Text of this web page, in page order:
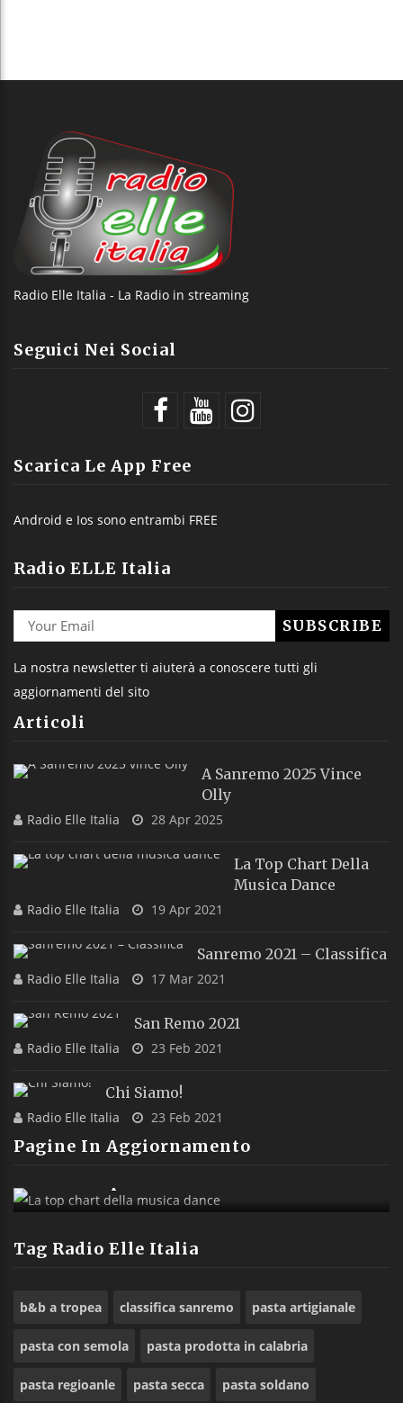
Radio Elle Italia - La Radio in streaming
Seguici Nei Social
Scarica Le App Free
Android e Ios sono entrambi FREE
Radio ELLE Italia
La nostra newsletter ti aiuterà a conoscere tutti gli
aggiornamenti del sito
Articoli
A Sanremo 2025 Vince
Olly
Radio Elle Italia 28 Apr 2025
La Top Chart Della
Musica Dance
Radio Elle Italia 19 Apr 2021
Sanremo 2021 – Classifica
Radio Elle Italia 17 Mar 2021
San Remo 2021
Radio Elle Italia 23 Feb 2021
Chi Siamo!
Radio Elle Italia 23 Feb 2021
Pagine In Aggiornamento
Tag Radio Elle Italia
b&b a tropea classifica sanremo pasta artigianale
pasta con semola pasta prodotta in calabria
pasta regioanle pasta secca pasta soldano